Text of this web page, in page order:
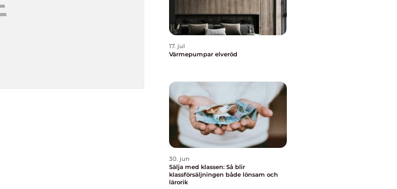
17. jul
Värmepumpar elveröd
30. jun
Sälja med klassen: Så blir
klassförsäljningen både lönsam och
lärorik